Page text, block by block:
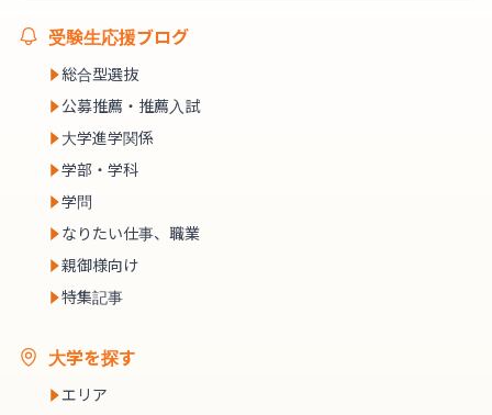
受験生応援ブログ
総合型選抜
公募推薦・推薦入試
大学進学関係
学部・学科
学問
なりたい仕事、職業
親御様向け
特集記事
大学を探す
エリア